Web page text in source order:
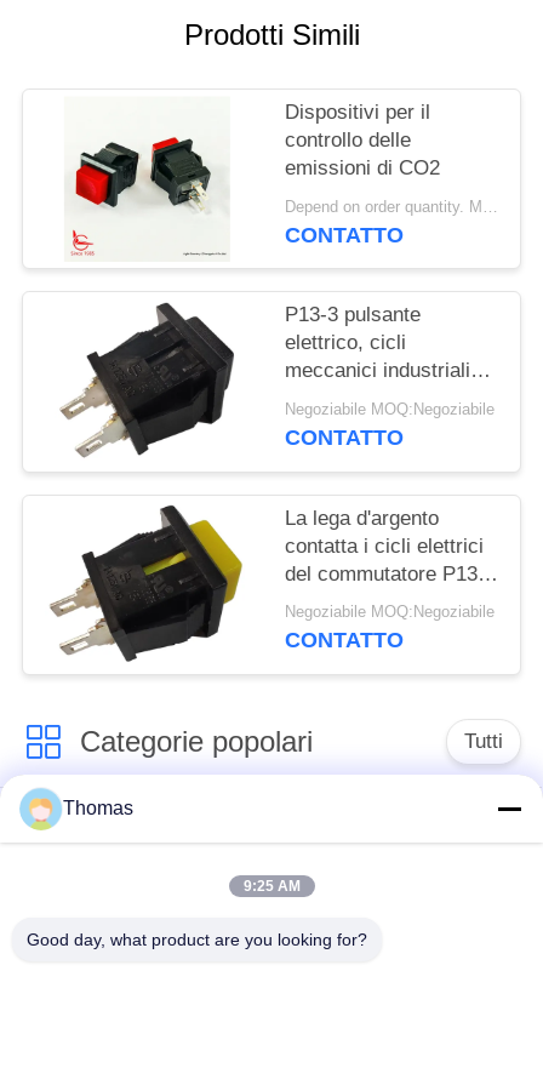
DEL
PRIVACY
POLICY
Prodotti Simili
Dispositivi per il
controllo delle
emissioni di CO2
Depend on order quantity. MOQ:1000 pezzi
CONTATTO
P13-3 pulsante
elettrico, cicli
meccanici industriali
del commutatore di
pulsante 30000
Negoziabile MOQ:Negoziabile
CONTATTO
La lega d'argento
contatta i cicli elettrici
del commutatore P13-2
10000 del pulsante
Negoziabile MOQ:Negoziabile
CONTATTO
Categorie popolari Tutti
termostato ksd301
automatico di
risistemazione
Termostato del
commutatore termico
Thomas
9:25 AM
Good day, what product are you looking for?